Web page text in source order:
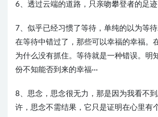
6、透过云端的道路，只亲吻攀登者的足迹
7、似乎已经习惯了等待，单纯的以为等
在等待中错过了，那些可以幸福的幸福。
为什么没有抓住。等待就是一种错误。明
份不知能否到来的幸福···
8、思念，思念很无力，那是因为我看不
许，思念不需结果，它只是证明在心里有